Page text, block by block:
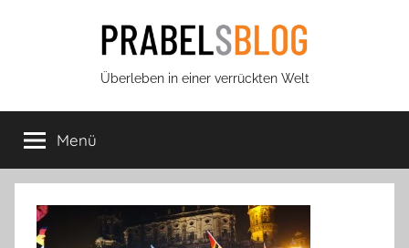
Prabels
Blog
Überleben in einer verrückten Welt
Menü